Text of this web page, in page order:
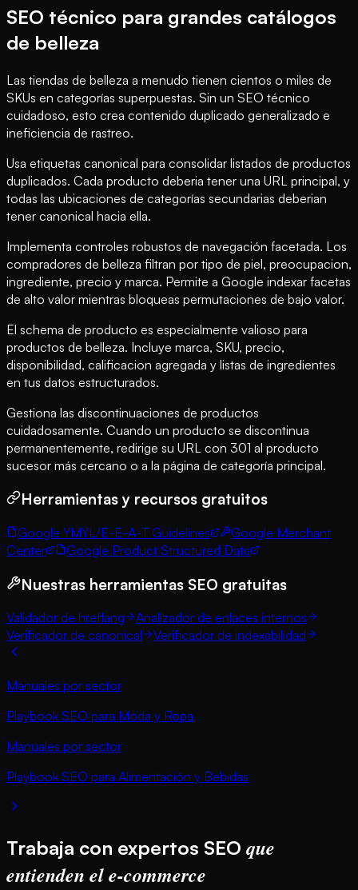
SEO técnico para grandes catálogos
de belleza
Las tiendas de belleza a menudo tienen cientos o miles de
SKUs en categorías superpuestas. Sin un SEO técnico
cuidadoso, esto crea contenido duplicado generalizado e
ineficiencia de rastreo.
Usa etiquetas canonical para consolidar listados de productos
duplicados. Cada producto deberia tener una URL principal, y
todas las ubicaciones de categorías secundarias deberian
tener canonical hacia ella.
Implementa controles robustos de navegación facetada. Los
compradores de belleza filtran por tipo de piel, preocupacion,
ingrediente, precio y marca. Permite a Google indexar facetas
de alto valor mientras bloqueas permutaciones de bajo valor.
El schema de producto es especialmente valioso para
productos de belleza. Incluye marca, SKU, precio,
disponibilidad, calificacion agregada y listas de ingredientes
en tus datos estructurados.
Gestiona las discontinuaciones de productos
cuidadosamente. Cuando un producto se discontinua
permanentemente, redirige su URL con 301 al producto
sucesor más cercano o a la página de categoría principal.
Herramientas y recursos gratuitos
Google YMYL/E-E-A-T Guidelines
Google Merchant
Center
Google Product Structured Data
Nuestras herramientas SEO gratuitas
Validador de hreflang
Analizador de enlaces internos
Verificador de canonical
Verificador de indexabilidad
Manuales por sector
Playbook SEO para Moda y Ropa
Manuales por sector
Playbook SEO para Alimentación y Bebidas
Trabaja con expertos SEO que
entienden el e-commerce